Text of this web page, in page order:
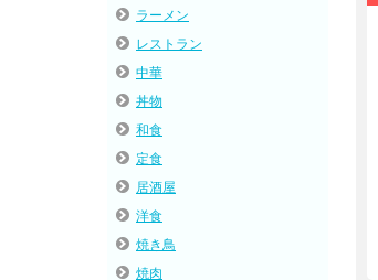
ラーメン
レストラン
中華
丼物
和食
定食
居酒屋
洋食
焼き鳥
焼肉